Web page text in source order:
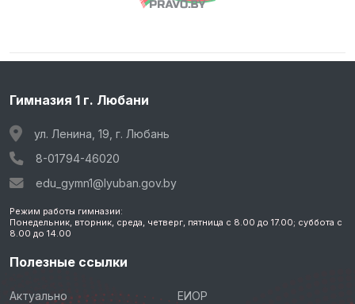
Гимназия 1 г. Любани
ул. Ленина, 19, г. Любань
8-01794-46020
edu_gymn1@lyuban.gov.by
Режим работы гимназии:
Понедельник, вторник, среда, четверг, пятница с 8.00 до 17.00; суббота с
8.00 до 14.00
Полезные ссылки
Актуально
ЕИОР